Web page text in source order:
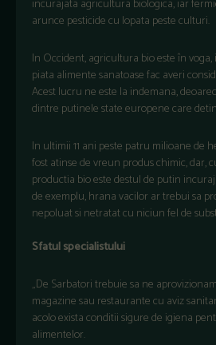
incurajata agricultura biologica, iar
arunce pesticide cu lopata peste culturi.
In Occident, agricultura bio este în
piata alimente sanatoase fac averi
Acest lucru ne este la indemana,
dintre putinele state europene care
In ultimii 11 ani peste patru milioane de
fost atinse de vreun produs chimic, dar,
productia bio este destul de putin
de exemplu, hrana vacilor ar trebui sa
nepoluat si netratat cu niciun fel de
Sfatul specialistului
„De Sarbatori trebuie sa ne
magazine sau restaurante cu aviz
acolo exista conditii sigure de igiena
alimentelor.